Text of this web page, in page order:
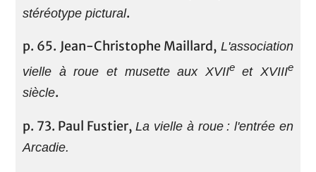
stéréotype pictural.
p. 65. Jean-Christophe Maillard,L'association
vielle à roue et musette aux XVIIeet XVIIIe
siècle.
p. 73. Paul Fustier, La vielle à roue : l'entrée en
Arcadie.